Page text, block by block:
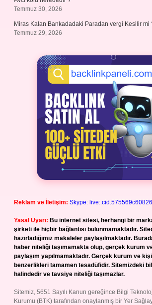
Temmuz 30, 2026
Miras Kalan Bankadadaki Paradan vergi Kesilir mi
Temmuz 29, 2026
Reklam ve İletişim: Skype:
Yasal Uyarı: Bu internet sitesi, herhangi bir
şirketi ile hiçbir bağlantısı bulunmamaktadır.
hazırladığımız makaleler paylaşılmaktadır.
haber niteliği taşımamakta olup, gerçek kurum
paylaşım yapılmamaktadır. Gerçek kurum ve
benzerlikleri tamamen tesadüfidir. Sitemizdeki
halindedir ve tavsiye niteliği taşımazlar.
Sitemiz, 5651 Sayılı Kanun gereğince Bilgi
Kurumu (BTK) tarafından onaylanmış bir Yer